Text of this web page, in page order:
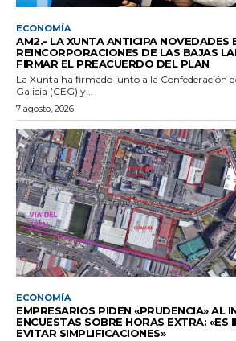
ECONOMÍA
AM2.- LA XUNTA ANTICIPA NOVEDADES
REINCORPORACIONES DE LAS BAJAS
FIRMAR EL PREACUERDO DEL PLAN
La Xunta ha firmado junto a la Confederación
Galicia (CEG) y...
7 agosto, 2026
ECONOMÍA
EMPRESARIOS PIDEN «PRUDENCIA» AL
ENCUESTAS SOBRE HORAS EXTRA: «ES
EVITAR SIMPLIFICACIONES»